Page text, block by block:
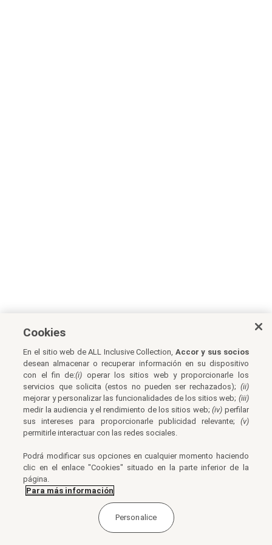
Cookies
En el sitio web de ALL Inclusive Collection, Accor y sus socios
desean almacenar o recuperar información en su dispositivo
con el fin de:(i) operar los sitios web y proporcionarle los
servicios que solicita (estos no pueden ser rechazados); (ii)
mejorar y personalizar las funcionalidades de los sitios web; (iii)
medir la audiencia y el rendimiento de los sitios web;(iv) perfilar
sus intereses para proporcionarle publicidad relevante; (v)
permitirle interactuar con las redes sociales.
Podrá modificar sus opciones en cualquier momento haciendo
clic en el enlace "Cookies" situado en la parte inferior de la
página.
Para más información
Personalice